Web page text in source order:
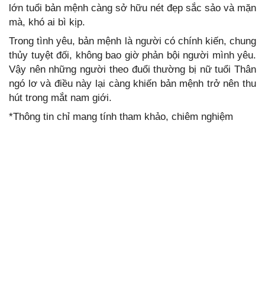
lớn tuổi bản mệnh càng sở hữu nét đẹp sắc sảo và mặn
mà, khó ai bì kịp.
Trong tình yêu, bản mệnh là người có chính kiến, chung
thủy tuyệt đối, không bao giờ phản bội người mình yêu.
Vậy nên những người theo đuổi thường bị nữ tuổi Thân
ngó lơ và điều này lại càng khiến bản mệnh trở nên thu
hút trong mắt nam giới.
*Thông tin chỉ mang tính tham khảo, chiêm nghiệm